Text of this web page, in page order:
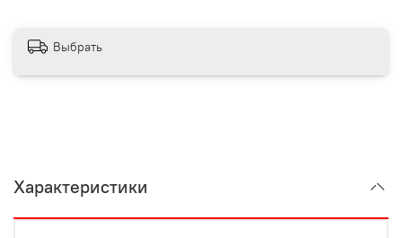
Выбрать
Характеристики